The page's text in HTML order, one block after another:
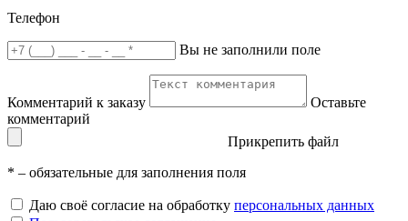
Телефон
Вы не заполнили поле
Комментарий к заказу
Оставьте
комментарий
Прикрепить файл
* – обязательные для заполнения поля
Даю своё согласие на обработку персональных данных